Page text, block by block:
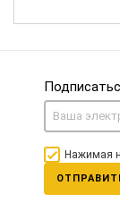
Нажимая